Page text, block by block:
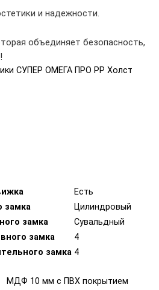
и надежности.
объединяет безопасность,
СУПЕР ОМЕГА ПРО PP Холст
Есть
замка
Цилиндровый
замка
Сувальдный
замка
4
замка 4
МДФ 10 мм с ПВХ покрытием